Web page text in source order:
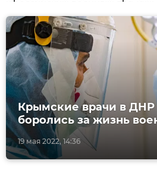
19 мая 2022, 14:36
Крымские врачи в ДНР
боролись за жизнь